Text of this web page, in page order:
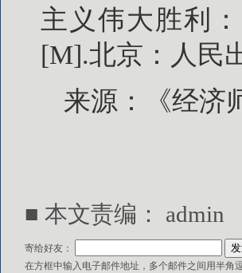
主义伟大胜利
[M].北京：人民
来源：《经济
■ 本文责编： admin
寄给好友：
在方框中输入电子邮件地址，多个邮件之间用半角